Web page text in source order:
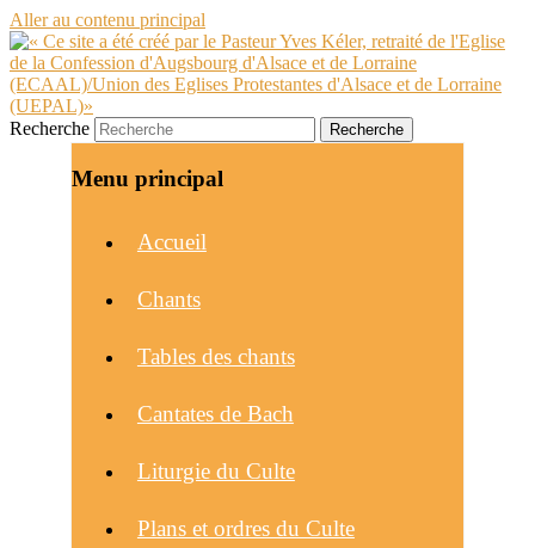
Aller au contenu principal
Recherche
Menu principal
Accueil
Chants
Tables des chants
Cantates de Bach
Liturgie du Culte
Plans et ordres du Culte